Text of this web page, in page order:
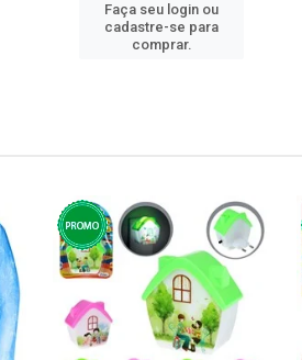
Faça seu login ou
cadastre-se para
comprar.